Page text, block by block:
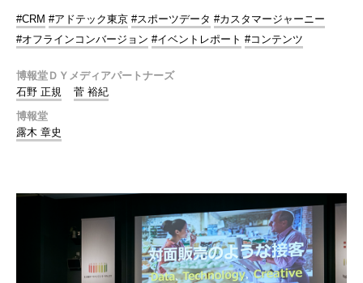
#CRM #アドテック東京 #スポーツデータ #カスタマージャーニー
#オフラインコンバージョン #イベントレポート #コンテンツ
博報堂ＤＹメディアパートナーズ
石野 正規
菅 裕紀
博報堂
露木 章史